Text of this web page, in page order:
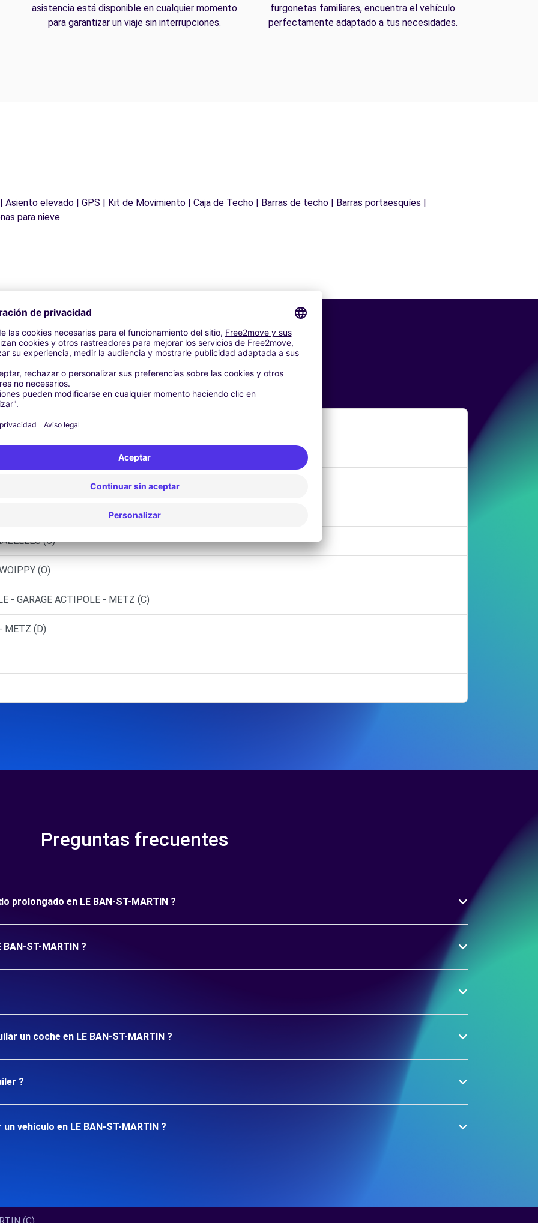
asistencia está disponible en cualquier momento
para garantizar un viaje sin interrupciones.
furgonetas familiares, encuentra el vehículo
perfectamente adaptado a tus necesidades.
elevado | GPS | Kit de Movimiento | Caja de Techo | Barras de techo | Barras portaesquíes |
para nieve
Agencias similares
(C)
(O)
- GARAGE ACTIPOLE - METZ (C)
METZ (D)
Preguntas frecuentes
prolongado en LE BAN-ST-MARTIN ?
ST-MARTIN ?
un coche en LE BAN-ST-MARTIN ?
?
vehículo en LE BAN-ST-MARTIN ?